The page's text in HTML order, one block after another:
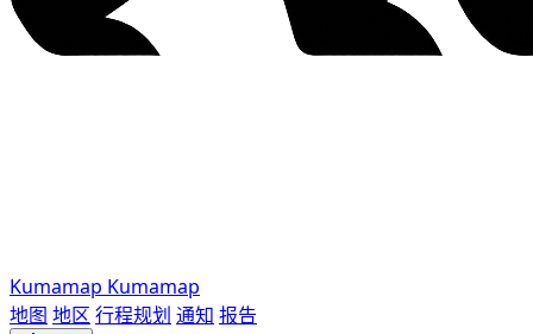
Kumamap Kumamap
地图 地区 行程规划 通知 报告